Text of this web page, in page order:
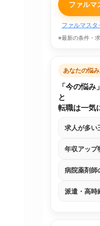
ファルマ
ファルマス
※最新の条件・
あなたの悩
「今の悩
と
転職は一気
求人が多い
年収アップ
病院薬剤師
派遣・高時